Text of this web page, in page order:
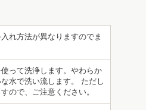
れ方法が異なりますのでま
って洗浄します。やわらか
水で洗い流します。 ただし
ので、ご注意ください。